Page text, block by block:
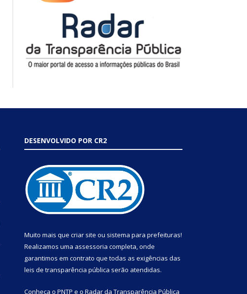
DESENVOLVIDO POR CR2
Muito mais que criar site ou sistema para prefeituras!
Realizamos uma assessoria completa, onde
garantimos em contrato que todas as exigências das
leis de transparência pública serão atendidas.
Conheça o PNTP e o Radar da Transparência Pública